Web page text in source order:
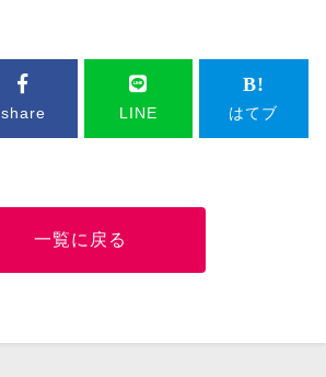
share LINE はてブ
一覧に戻る